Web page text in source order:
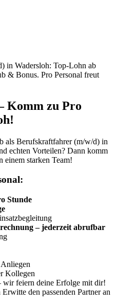
in Wadersloh: Top-Lohn ab
& Bonus. Pro Personal freut
Komm zu Pro
als Berufskraftfahrer (m/w/d) in
echten Vorteilen? Dann komm
einem starken Team!
Stunde
– jederzeit abrufbar
Kollegen
wir feiern deine Erfolge mit dir!
den passenden Partner an